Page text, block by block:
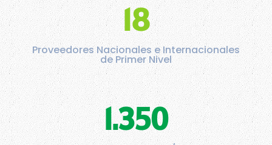
18
Proveedores Nacionales e Internacionales
de Primer Nivel
1.350